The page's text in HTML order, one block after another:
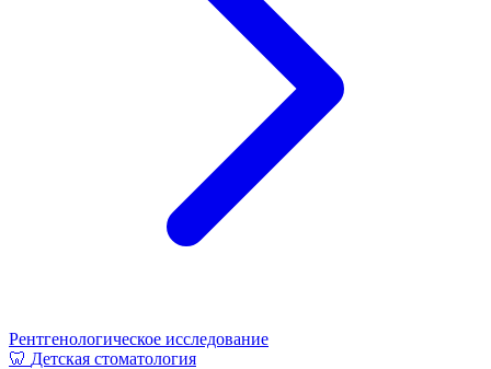
Рентгенологическое исследование
🦷 Детская стоматология